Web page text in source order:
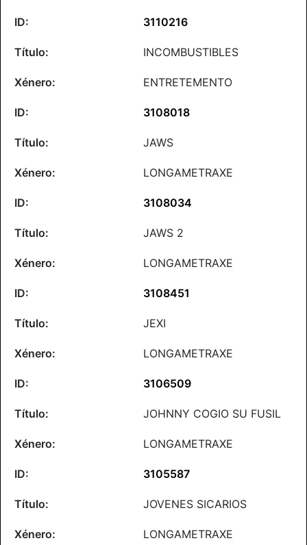
3110216
INCOMBUSTIBLES
ENTRETEMENTO
3108018
JAWS
LONGAMETRAXE
3108034
JAWS 2
LONGAMETRAXE
3108451
JEXI
LONGAMETRAXE
3106509
JOHNNY COGIO SU FUSIL
LONGAMETRAXE
3105587
JOVENES SICARIOS
LONGAMETRAXE